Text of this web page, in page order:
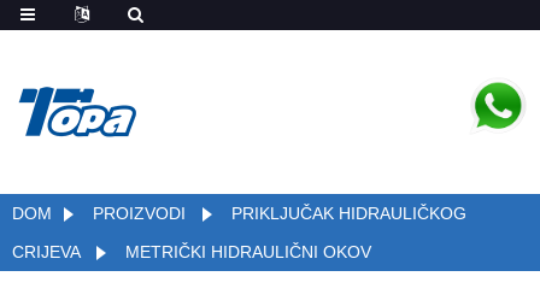
DOM PROIZVODI
PRIKLJUČAK HIDRAULIČKOG
CRIJEVA
METRIČKI HIDRAULIČNI OKOV